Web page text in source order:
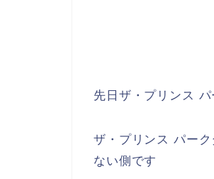
先日ザ・プリンス
ザ・プリンス パー
ない側です